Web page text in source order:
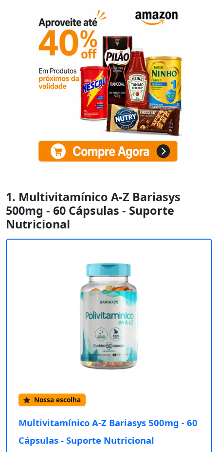
1. Multivitamínico A-Z Bariasys
500mg - 60 Cápsulas - Suporte
Nutricional
Nossa escolha
Multivitamínico A-Z Bariasys 500mg - 60
Cápsulas - Suporte Nutricional